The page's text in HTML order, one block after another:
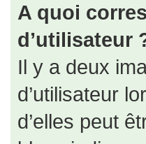
A quoi
d’utilisateur
Il y a deux
d’utilisateur
d’elles peut